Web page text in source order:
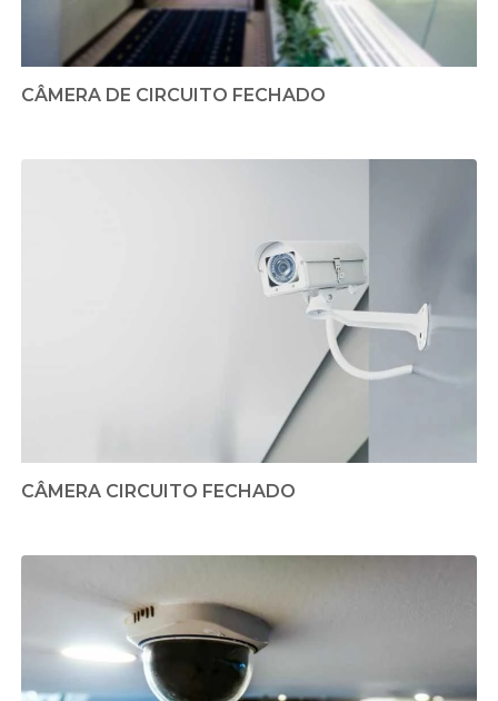
CÂMERA DE CIRCUITO FECHADO
CÂMERA CIRCUITO FECHADO